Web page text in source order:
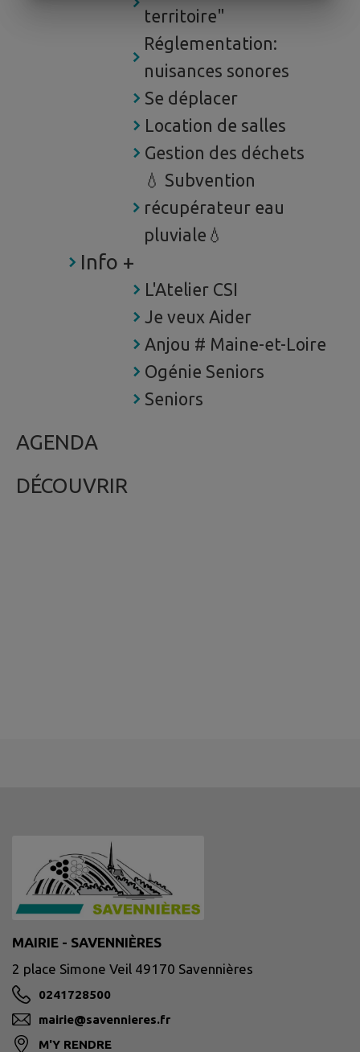
territoire"
Réglementation:
nuisances sonores
Se déplacer
Location de salles
Gestion des déchets
💧 Subvention
récupérateur eau
pluviale💧
Info +
L'Atelier CSI
Je veux Aider
Anjou # Maine-et-Loire
Ogénie Seniors
Seniors
AGENDA
DÉCOUVRIR
MAIRIE - SAVENNIÈRES
2 place Simone Veil 49170 Savennières
0241728500
mairie@savennieres.fr
M'Y RENDRE